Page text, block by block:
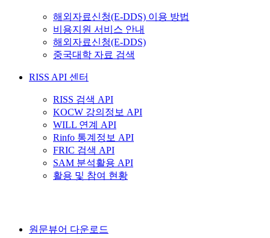
해외자료신청(E-DDS) 이용 방법
비용지원 서비스 안내
해외자료신청(E-DDS)
중국대학 자료 검색
RISS API 센터
RISS 검색 API
KOCW 강의정보 API
WILL 연계 API
Rinfo 통계정보 API
FRIC 검색 API
SAM 분석활용 API
활용 및 참여 현황
원문뷰어 다운로드